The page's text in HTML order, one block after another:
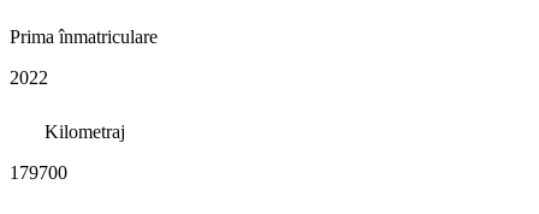
Prima înmatriculare
2022
Kilometraj
179700